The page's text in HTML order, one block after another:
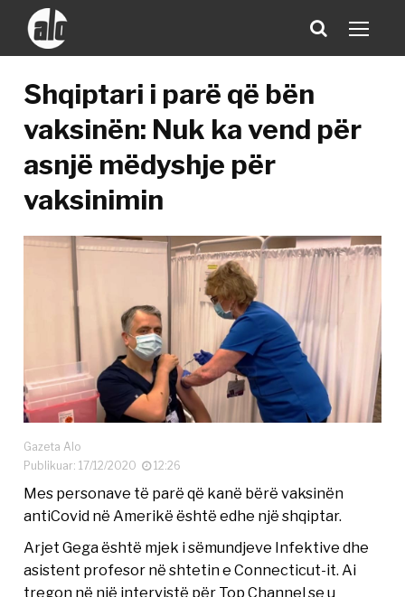
Shqiptari i parë që bën
vaksinën: Nuk ka vend për
asnjë mëdyshje për
vaksinimin
Gazeta Alo
Publikuar: 17/12/2020
12:26
Mes personave të parë që kanë bërë vaksinën
antiCovid në Amerikë është edhe një shqiptar.
Arjet Gega është mjek i sëmundjeve Infektive dhe
asistent profesor në shtetin e Connecticut-it. Ai
tregon në një intervistë për Top Channel se u